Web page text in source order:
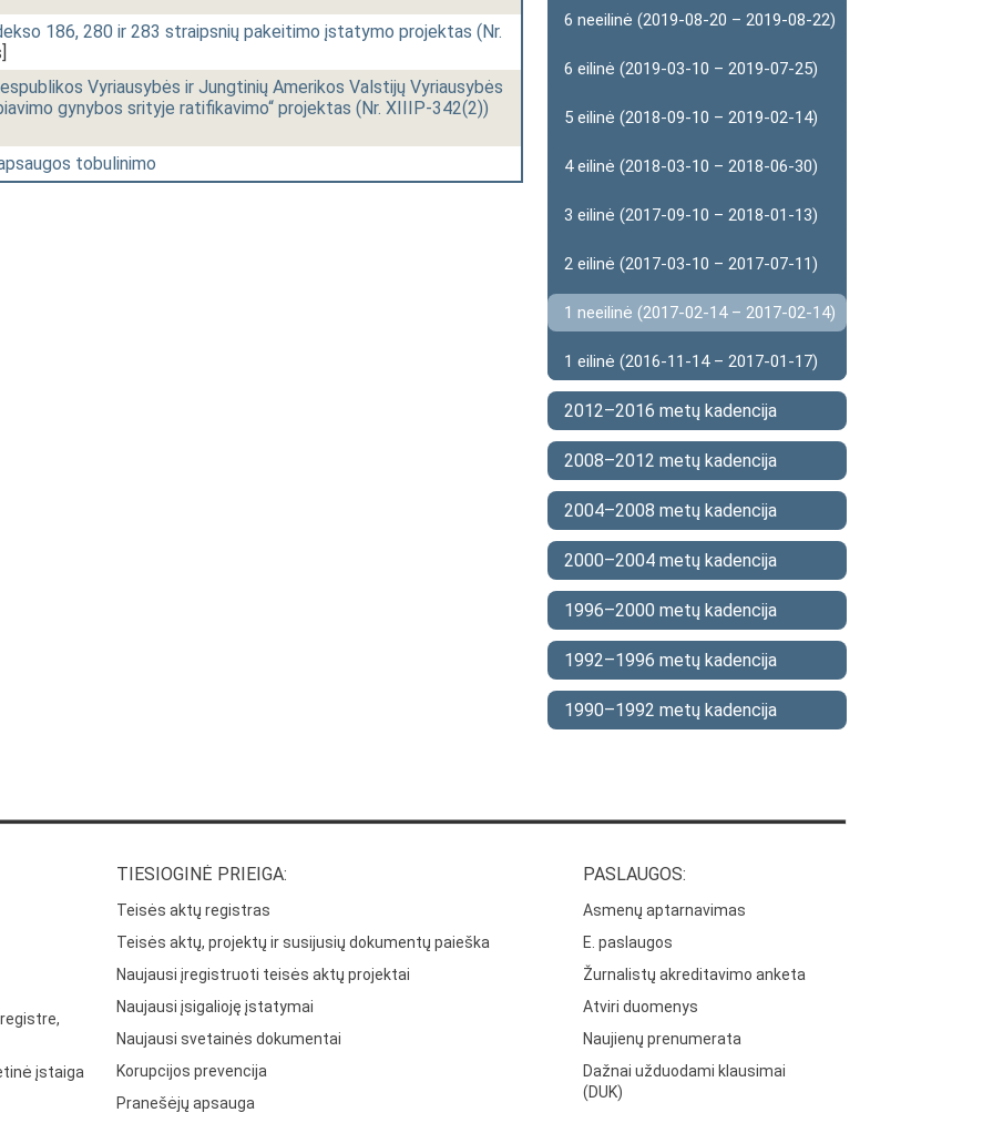
186, 280 ir 283 straipsnių pakeitimo įstatymo projektas (Nr.
Vyriausybės ir Jungtinių Amerikos Valstijų Vyriausybės
gynybos srityje ratifikavimo“ projektas (Nr. XIIIP-342(2))
tobulinimo
6 neeilinė (2019-08-20 – 2019-08-22)
6 eilinė (2019-03-10 – 2019-07-25)
5 eilinė (2018-09-10 – 2019-02-14)
4 eilinė (2018-03-10 – 2018-06-30)
3 eilinė (2017-09-10 – 2018-01-13)
2 eilinė (2017-03-10 – 2017-07-11)
1 neeilinė (2017-02-14 – 2017-02-14)
1 eilinė (2016-11-14 – 2017-01-17)
2012–2016 metų kadencija
2008–2012 metų kadencija
2004–2008 metų kadencija
2000–2004 metų kadencija
1996–2000 metų kadencija
1992–1996 metų kadencija
1990–1992 metų kadencija
įstaiga
TIESIOGINĖ PRIEIGA:
Teisės aktų registras
Teisės aktų, projektų ir susijusių dokumentų paieška
Naujausi įregistruoti teisės aktų projektai
Naujausi įsigalioję įstatymai
Naujausi svetainės dokumentai
Korupcijos prevencija
Pranešėjų apsauga
PASLAUGOS:
Asmenų aptarnavimas
E. paslaugos
Žurnalistų akreditavimo anketa
Atviri duomenys
Naujienų prenumerata
Dažnai užduodami klausimai
(DUK)